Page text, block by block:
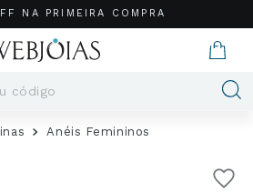
NA PRIMEIRA COMPRA
código
Anéis Femininos